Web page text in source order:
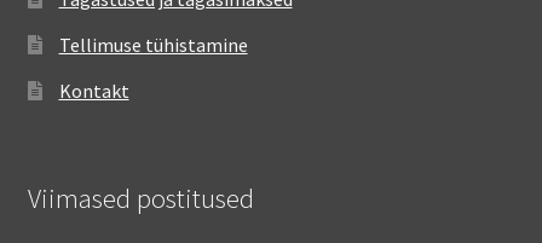
Tellimuse tühistamine
Kontakt
Viimased postitused